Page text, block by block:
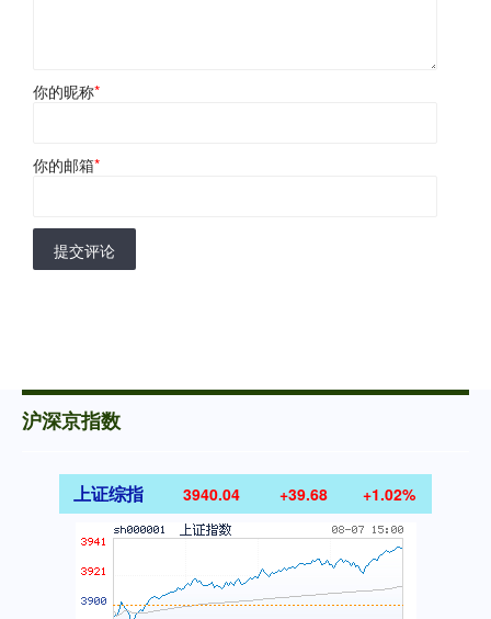
你的昵称*
你的邮箱*
提交评论
沪深京指数
上证综指 3940.04 +39.68 +1.02%